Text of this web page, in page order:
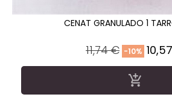
CENAT GRANULADO 1
Precio
regular
11,74 € -10%
